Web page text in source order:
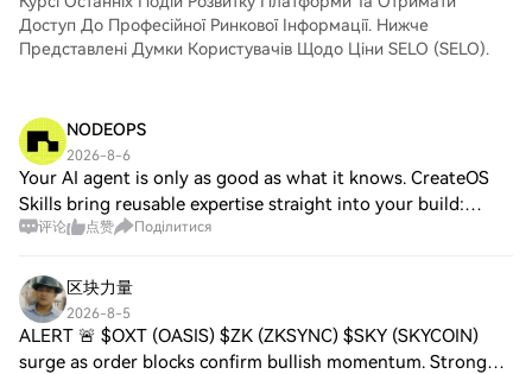
початківців, так і для досвідчених
трейдерів.
пару, укладайте угоди та спостерігайте
за ними в режимі реального часу. Ми
трейдерів.
Доступ До Професійної Ринкової Інформації. Нижче
Представлені Думки Користувачів Щодо Ціни SELO (SELO).
NODEOPS
2026-8-6
Your AI agent is only as good as what it knows. CreateOS
Skills bring reusable expertise straight into your build:
browse a growing marketplace, upload your own, or import
评论 点赞 Поділитися
区块力量
2026-8-5
ALERT 🚨 $OXT (OASIS) $ZK (ZKSYNC) $SKY (SKYCOIN)
surge as order blocks confirm bullish momentum. Strong